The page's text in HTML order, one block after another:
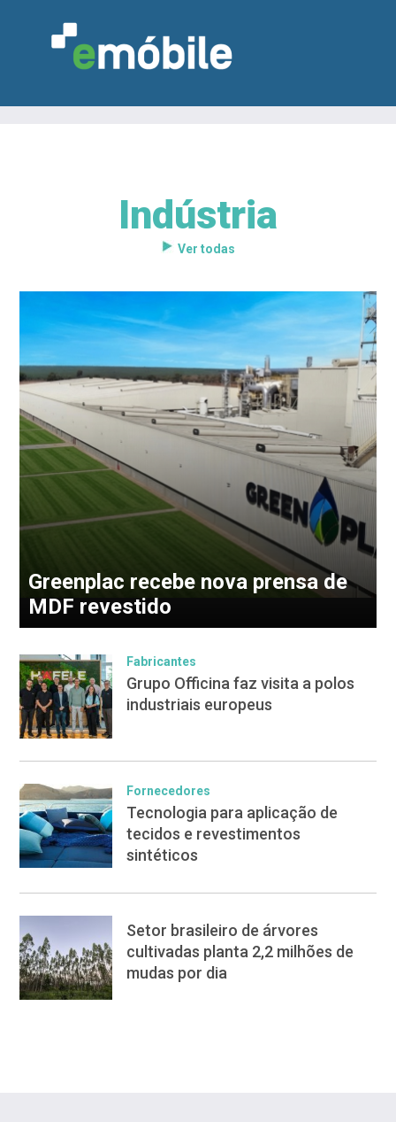
MARCENARIA
DESIGN & DECORAÇÃO
NOTÍCIAS
Indústria
Ver todas
Greenplac recebe nova prensa de
MDF revestido
Fabricantes
Grupo Officina faz visita a polos
industriais europeus
Fornecedores
Tecnologia para aplicação de
tecidos e revestimentos
sintéticos
Setor brasileiro de árvores
cultivadas planta 2,2 milhões de
mudas por dia